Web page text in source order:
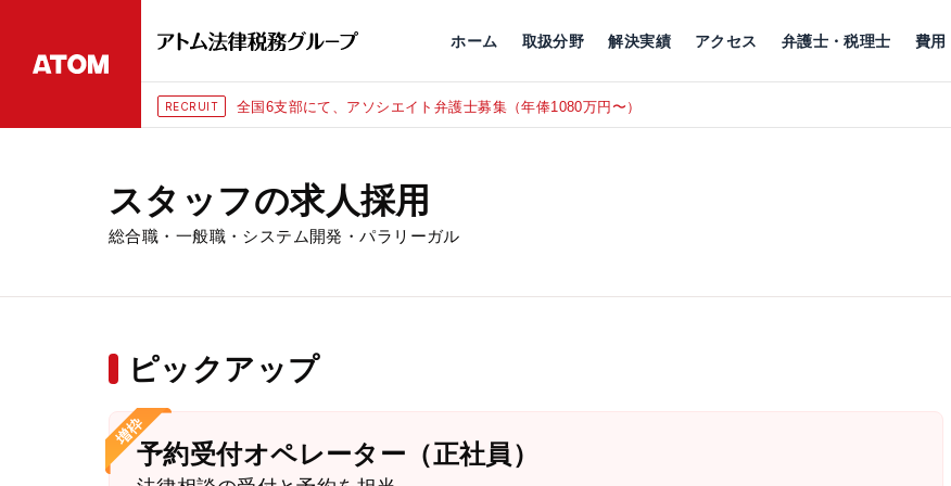
ホーム 取扱分野 解決実績 アクセス 弁護士・税理士 費用
全国6支部にて、アソシエイト弁護士募集（年俸1080万円〜）
スタッフの求人採用
総合職・一般職・システム開発・パラリーガル
ピックアップ
予約受付オペレーター（正社員）